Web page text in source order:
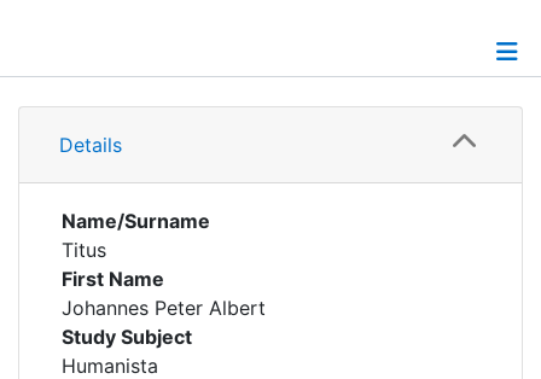
Details
Details
Name/Surname
Titus
First Name
Johannes Peter Albert
Study Subject
Humanista